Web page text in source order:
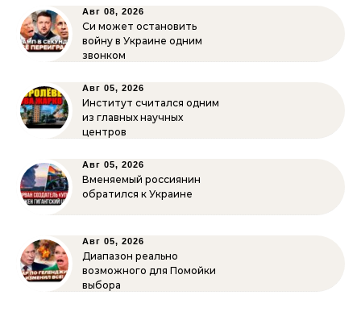
Авг 08, 2026
Си может остановить
войну в Украине одним
звонком
Авг 05, 2026
Институт считался одним
из главных научных
центров
Авг 05, 2026
Вменяемый россиянин
обратился к Украине
Авг 05, 2026
Диапазон реально
возможного для Помойки
выбора